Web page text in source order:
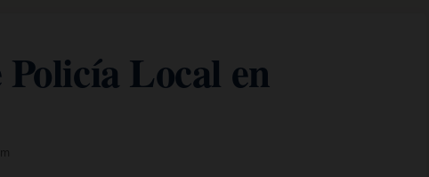
Local en